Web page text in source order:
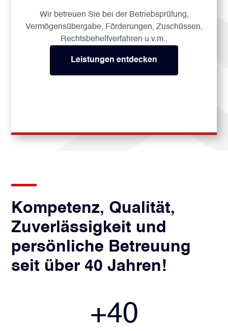
Wir betreuen Sie bei der Betriebsprüfung,
Vermögensübergabe, Förderungen, Zuschüssen,
Rechtsbehelfverfahren u.v.m..
Leistungen entdecken
Kompetenz, Qualität,
Zuverlässigkeit und
persönliche Betreuung
seit über 40 Jahren!
+40